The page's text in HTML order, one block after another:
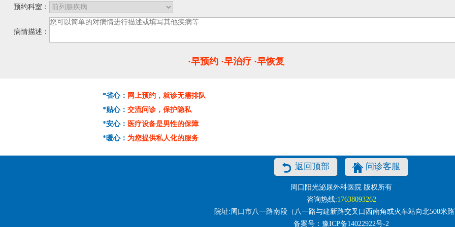
预约科室：
病情描述：
·早预约 ·早治疗 ·早恢复
*省心： 网上预约，就诊无需排队
*贴心： 交流问诊，保护隐私
*安心： 医疗设备是男性的保障
*暖心： 为您提供私人化的服务
返回顶部 问诊客服
周口阳光泌尿外科医院 版权所有
咨询热线:17638093262
院址:周口市八一路南段（八一路与建新路交叉口西南角或火车站向北500米
备案号： 豫ICP备14022922号-2